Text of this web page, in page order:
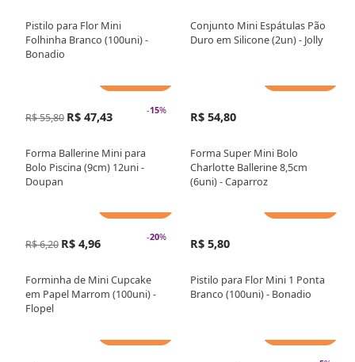
Pistilo para Flor Mini
Folhinha Branco (100uni) -
Bonadio
Conjunto Mini Espátulas Pão
Duro em Silicone (2un) - Jolly
-15%
R$ 55,80 R$ 47,43
Forma Ballerine Mini para
Bolo Piscina (9cm) 12uni -
Doupan
R$ 54,80
Forma Super Mini Bolo
Charlotte Ballerine 8,5cm
(6uni) - Caparroz
-20%
R$ 6,20 R$ 4,96
Forminha de Mini Cupcake
em Papel Marrom (100uni) -
Flopel
R$ 5,80
Pistilo para Flor Mini 1 Ponta
Branco (100uni) - Bonadio